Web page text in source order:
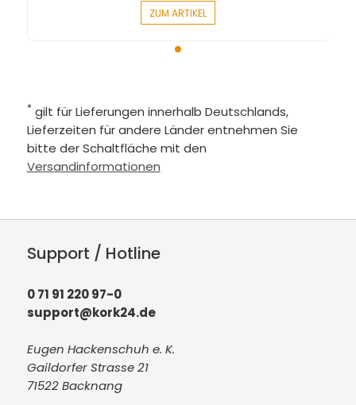
ZUM ARTIKEL
* gilt für Lieferungen innerhalb Deutschlands,
Lieferzeiten für andere Länder entnehmen Sie
bitte der Schaltfläche mit den
Versandinformationen
Support / Hotline
0 71 91 220 97-0
support@kork24.de
Eugen Hackenschuh e. K.
Gaildorfer Strasse 21
71522 Backnang